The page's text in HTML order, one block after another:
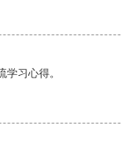
习心得。